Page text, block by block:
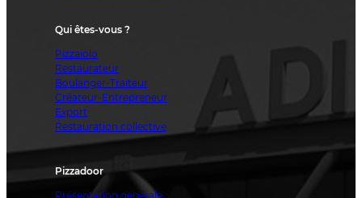
Qui êtes-vous ?
Pizzaiolo
Restaurateur
Boulanger-Traiteur
Créateur-Entrepreneur
Export
Restauration collective
Pizzadoor
Présentation générale